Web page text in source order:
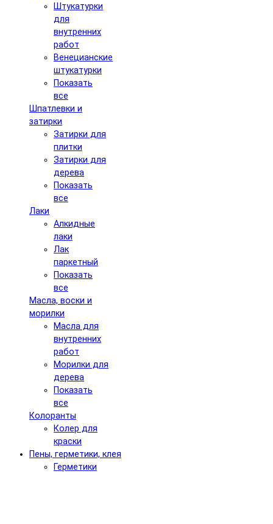
Штукатурки
для
внутренних
работ
Венецианские
штукатурки
Показать
все
Шпатлевки и
затирки
Затирки для
плитки
Затирки для
дерева
Показать
все
Лаки
Алкидные
лаки
Лак
паркетный
Показать
все
Масла, воски и
морилки
Масла для
внутренних
работ
Морилки для
дерева
Показать
все
Колоранты
Колер для
краски
Пены, герметики, клея
Герметики